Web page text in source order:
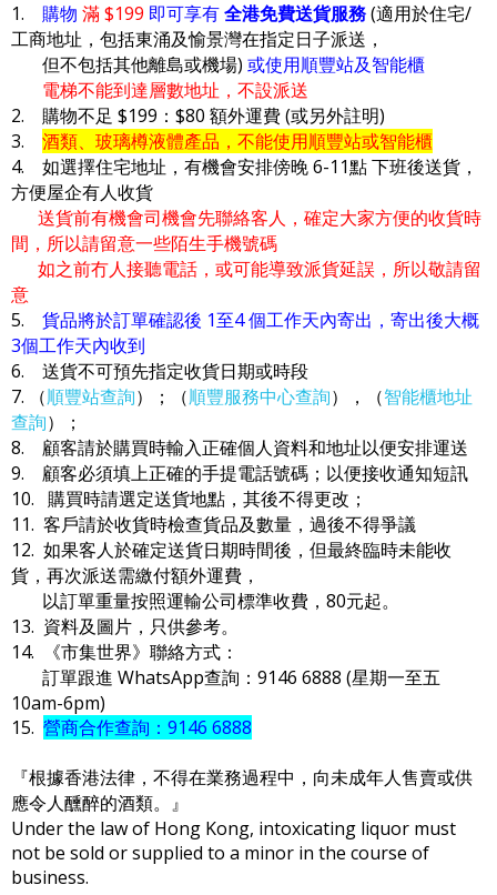
1. 購物 滿 $199 即可享有全港免費送貨服務(適用於住宅/
工商地址，包括東涌及愉景灣在指定日子派送，
但不包括其他離島或機場) 或使用順豐站及智能櫃
電梯不能到達層數地址，不設派送
2. 購物不足 $199：$80 額外運費 (或另外註明)
3. 酒類、玻璃樽液體產品，不能使用順豐站或智能櫃
4. 如選擇住宅地址，有機會安排傍晚 6-11點 下班後送貨，
方便屋企有人收貨
送貨前有機會司機會先聯絡客人，確定大家方便的收貨時
間，所以請留意一些陌生手機號碼
如之前冇人接聽電話，或可能導致派貨延誤，所以敬請留
意
5. 貨品將於訂單確認後 1至4 個工作天內寄出，寄出後大概
3個工作天內收到
6. 送貨不可預先指定收貨日期或時段
7. （順豐站查詢）；（順豐服務中心查詢），（智能櫃地址
查詢）；
8. 顧客請於購買時輸入正確個人資料和地址以便安排運送
9. 顧客必須填上正確的手提電話號碼；以便接收通知短訊
10. 購買時請選定送貨地點，其後不得更改；
11. 客戶請於收貨時檢查貨品及數量，過後不得爭議
12. 如果客人於確定送貨日期時間後，但最終臨時未能收
貨，再次派送需繳付額外運費，
以訂單重量按照運輸公司標準收費，80元起。
13. 資料及圖片，只供參考。
14. 《市集世界》聯絡方式：
訂單跟進 WhatsApp查詢：9146 6888 (星期一至五
10am-6pm)
15. 營商合作查詢：9146 6888
『根據香港法律，不得在業務過程中，向未成年人售賣或供
應令人醺醉的酒類。』
Under the law of Hong Kong, intoxicating liquor must
not be sold or supplied to a minor in the course of
business.